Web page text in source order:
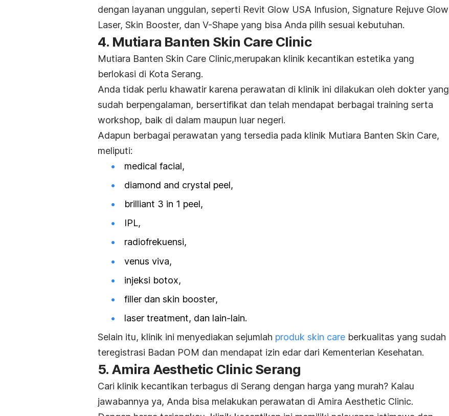
dengan layanan unggulan, seperti Revit Glow USA Infusion, Signature Rejuve Glow
Laser, Skin Booster, dan V-Shape yang bisa Anda pilih sesuai kebutuhan.
4. Mutiara Banten Skin Care Clinic
Mutiara Banten Skin Care Clinic,merupakan klinik kecantikan estetika yang
berlokasi di Kota Serang.
Anda tidak perlu khawatir karena perawatan di klinik ini dilakukan oleh dokter yang
sudah berpengalaman, bersertifikat dan telah mendapat berbagai training serta
workshop, baik di dalam maupun luar negeri.
Adapun berbagai perawatan yang tersedia pada klinik Mutiara Banten Skin Care,
meliputi:
medical facial,
diamond and crystal peel,
brilliant 3 in 1 peel,
IPL,
radiofrekuensi,
venus viva,
injeksi botox,
filler dan skin booster,
laser treatment, dan lain-lain.
Selain itu, klinik ini menyediakan sejumlah produk skin care berkualitas yang sudah
teregistrasi Badan POM dan mendapat izin edar dari Kementerian Kesehatan.
5. Amira Aesthetic Clinic Serang
Cari klinik kecantikan terbagus di Serang dengan harga yang murah? Kalau
jawabannya ya, Anda bisa melakukan perawatan di Amira Aesthetic Clinic.